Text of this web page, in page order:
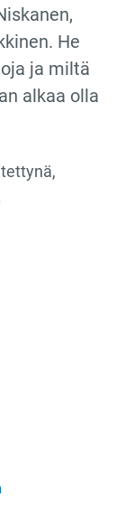
He
ja miltä
alkaa olla